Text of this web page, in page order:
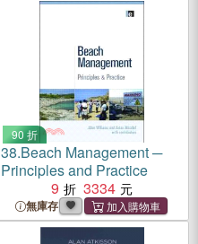
90 折
38.Beach Management ─
Principles and Practice
9
3334
無庫存